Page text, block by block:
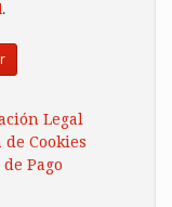
.
Legal
Cookies
Pago